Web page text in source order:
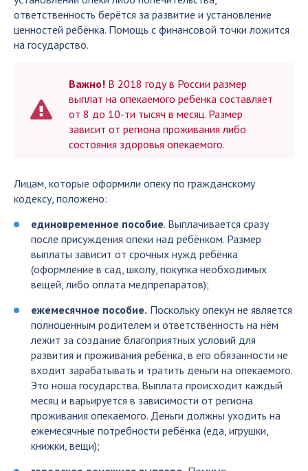
ответственность берётся за развитие и установление
ценностей ребёнка. Помощь с финансовой точки ложится
на государство.
Важно! В 2018 году в России размер
выплат на опекаемого ребенка составляет
от 8 до 10-ти тысяч в месяц. Размер
зависит от региона проживания либо
состояния здоровья опекаемого.
Лицам, которые оформили опеку по гражданскому
кодексу, положено:
единовременное пособие. Выплачивается сразу
после присуждения опеки над ребёнком. Размер
выплаты зависит от срочных нужд ребёнка
(оформление в сад, школу, покупка необходимых
вещей, либо оплата медпрепаратов);
ежемесячное пособие. Поскольку опекун не является
полноценным родителем и ответственность на нём
лежит за создание благоприятных условий для
развития и проживания ребёнка, в его обязанности не
входит зарабатывать и тратить деньги на опекаемого.
Это ноша государства. Выплата происходит каждый
месяц и варьируется в зависимости от региона
проживания опекаемого. Деньги должны уходить на
ежемесячные потребности ребёнка (еда, игрушки,
книжки, вещи);